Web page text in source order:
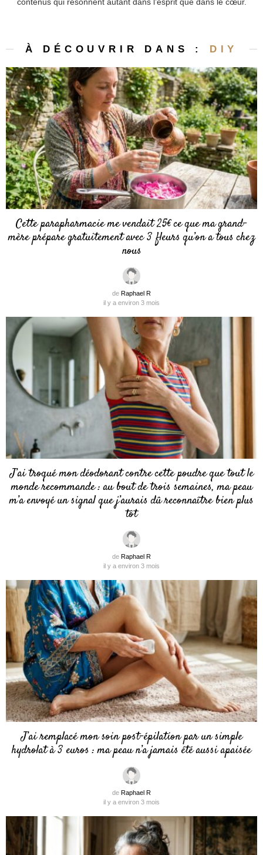
À DÉCOUVRIR DANS : DIY
Cette parapharmacie me vendait 25€ ce que ma grand-
mère prépare gratuitement avec 3 fleurs qu’on a tous chez
nous
de Raphael R
il y a environ 3 mois
J’ai troqué mon déodorant contre cette poudre que tout le
monde recommande : au bout de trois semaines, ma peau
m’a envoyé un signal que j’aurais dû reconnaître bien plus
tôt
de Raphael R
il y a environ 3 mois
J’ai remplacé mon soin post-épilation par un simple
hydrolat à 3 euros : ma peau n’a jamais été aussi apaisée
de Raphael R
il y a environ 3 mois